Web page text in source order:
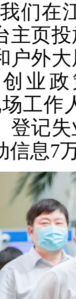
们在
主页
户外
业
工作
登记
信息7